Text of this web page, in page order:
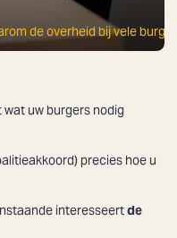
de overheid bij vele
uw burgers nodig
precies hoe u
interesseertde